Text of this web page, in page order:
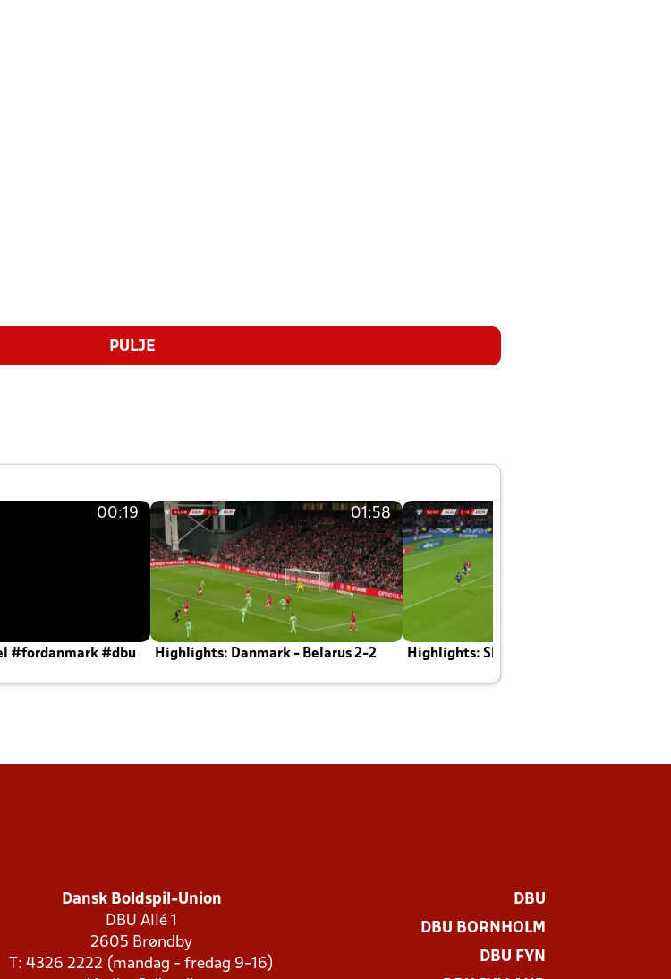
PULJE
00:19
#fordanmark #dbu
01:58
Highlights: Danmark - Belarus 2-2 Highlights: Skotland - Danmark 4-2
Dansk Boldspil-Union
DBU Allé 1
2605 Brøndby
T: 4326 2222 (mandag - fredag 9-16)
DBU
DBU BORNHOLM
DBU FYN